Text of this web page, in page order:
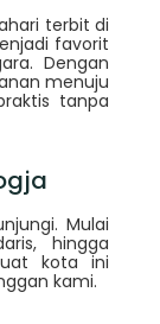
terbit di
favorit
Dengan
menuju
tanpa
Mulai
hingga
kota ini
kami.